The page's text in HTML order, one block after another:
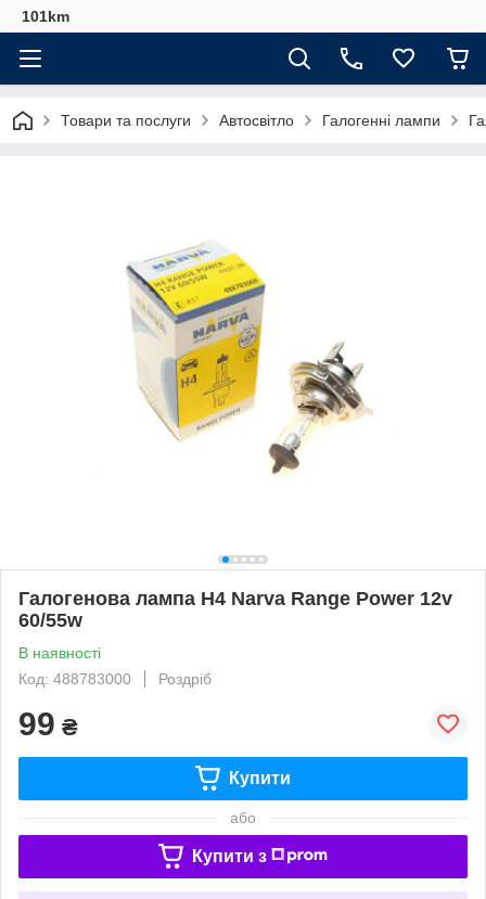
101km
Товари та послуги Автосвітло Галогенні лампи
Галогенова лампа H4 Narva Range Power 12v
60/55w
В наявності
Код: 488783000
Роздріб
99 ₴
Купити
або
Купити з